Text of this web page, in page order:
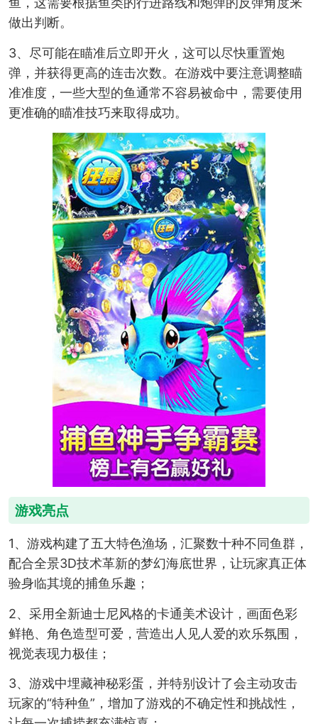
做出判断。
3、尽可能在瞄准后立即开火，这可以尽快重置炮
弹，并获得更高的连击次数。在游戏中要注意调整瞄
准准度，一些大型的鱼通常不容易被命中，需要使用
更准确的瞄准技巧来取得成功。
游戏亮点
1、游戏构建了五大特色渔场，汇聚数十种不同鱼群，
配合全景3D技术革新的梦幻海底世界，让玩家真正体
验身临其境的捕鱼乐趣；
2、采用全新迪士尼风格的卡通美术设计，画面色彩
鲜艳、角色造型可爱，营造出人见人爱的欢乐氛围，
视觉表现力极佳；
3、游戏中埋藏神秘彩蛋，并特别设计了会主动攻击
玩家的“特种鱼”，增加了游戏的不确定性和挑战性，